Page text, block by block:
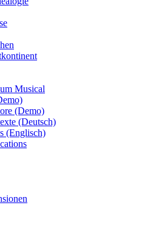
Musical
(Demo)
(Deutsch)
(Englisch)